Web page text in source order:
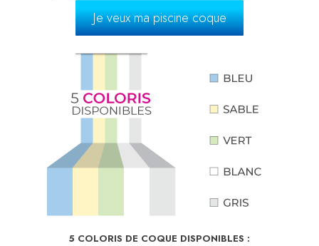
Je veux ma piscine coque
5 COLORIS DE COQUE DISPONIBLES :